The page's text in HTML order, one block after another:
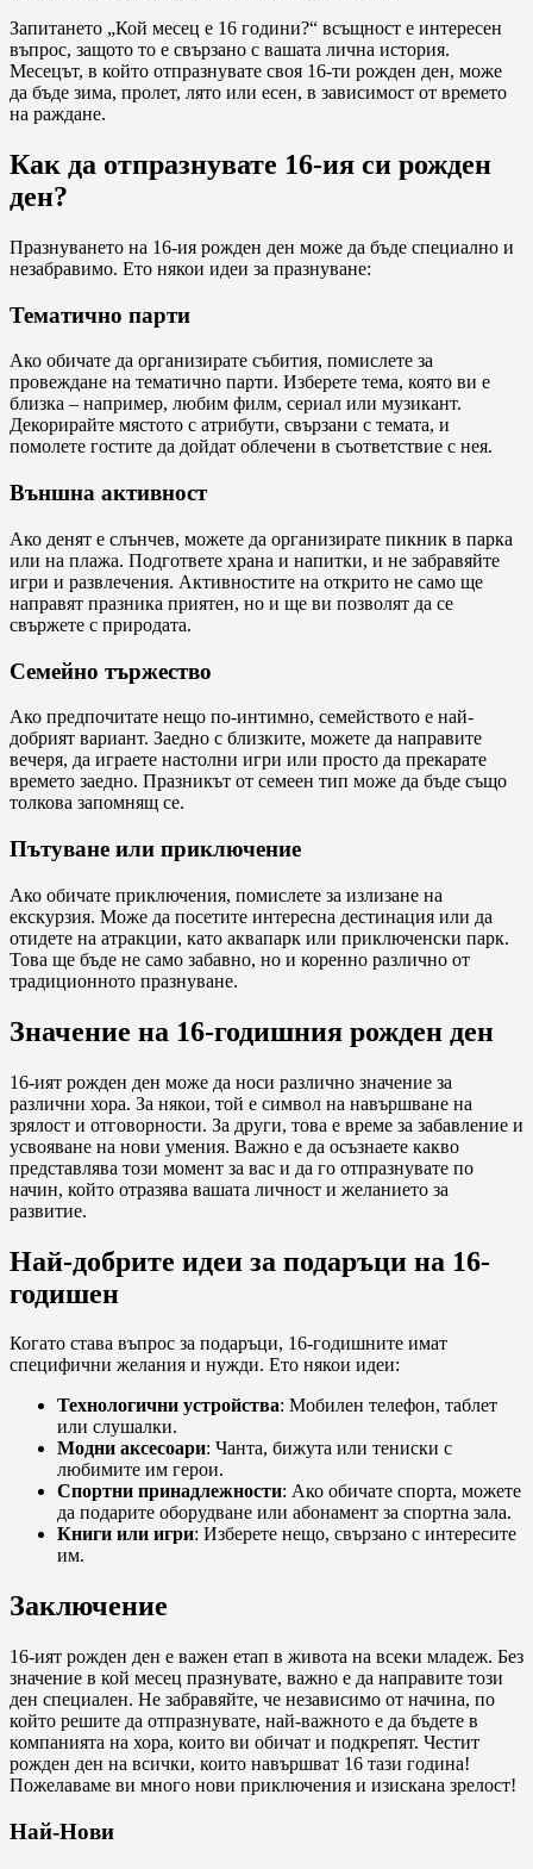
Запитането „Кой месец е 16 години?“ всъщност е интересен
въпрос, защото то е свързано с вашата лична история.
Месецът, в който отпразнувате своя 16-ти рожден ден, може
да бъде зима, пролет, лято или есен, в зависимост от времето
на раждане.
Как да отпразнувате 16-ия си рожден
ден?
Празнуването на 16-ия рожден ден може да бъде специално и
незабравимо. Ето някои идеи за празнуване:
Тематично парти
Ако обичате да организирате събития, помислете за
провеждане на тематично парти. Изберете тема, която ви е
близка – например, любим филм, сериал или музикант.
Декорирайте мястото с атрибути, свързани с темата, и
помолете гостите да дойдат облечени в съответствие с нея.
Външна активност
Ако денят е слънчев, можете да организирате пикник в парка
или на плажа. Подгответе храна и напитки, и не забравяйте
игри и развлечения. Активностите на открито не само ще
направят празника приятен, но и ще ви позволят да се
свържете с природата.
Семейно тържество
Ако предпочитате нещо по-интимно, семейството е най-
добрият вариант. Заедно с близките, можете да направите
вечеря, да играете настолни игри или просто да прекарате
времето заедно. Празникът от семеен тип може да бъде също
толкова запомнящ се.
Пътуване или приключение
Ако обичате приключения, помислете за излизане на
екскурзия. Може да посетите интересна дестинация или да
отидете на атракции, като аквапарк или приключенски парк.
Това ще бъде не само забавно, но и коренно различно от
традиционното празнуване.
Значение на 16-годишния рожден ден
16-ият рожден ден може да носи различно значение за
различни хора. За някои, той е символ на навършване на
зрялост и отговорности. За други, това е време за забавление и
усвояване на нови умения. Важно е да осъзнаете какво
представлява този момент за вас и да го отпразнувате по
начин, който отразява вашата личност и желанието за
развитие.
Най-добрите идеи за подаръци на 16-
годишен
Когато става въпрос за подаръци, 16-годишните имат
специфични желания и нужди. Ето някои идеи:
Технологични устройства: Мобилен телефон, таблет
или слушалки.
Модни аксесоари: Чанта, бижута или тениски с
любимите им герои.
Спортни принадлежности: Ако обичате спорта, можете
да подарите оборудване или абонамент за спортна зала.
Книги или игри: Изберете нещо, свързано с интересите
им.
Заключение
16-ият рожден ден е важен етап в живота на всеки младеж. Без
значение в кой месец празнувате, важно е да направите този
ден специален. Не забравяйте, че независимо от начина, по
който решите да отпразнувате, най-важното е да бъдете в
компанията на хора, които ви обичат и подкрепят. Честит
рожден ден на всички, които навършват 16 тази година!
Пожелаваме ви много нови приключения и изискана зрелост!
Най-Нови